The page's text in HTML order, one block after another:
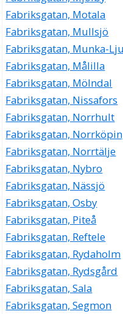
Fabriksgatan, Motala
Fabriksgatan, Mullsjö
Fabriksgatan, Munka-
Fabriksgatan, Målilla
Fabriksgatan, Mölndal
Fabriksgatan, Nissafors
Fabriksgatan, Norrhult
Fabriksgatan,
Fabriksgatan, Norrtälje
Fabriksgatan, Nybro
Fabriksgatan, Nässjö
Fabriksgatan, Osby
Fabriksgatan, Piteå
Fabriksgatan, Reftele
Fabriksgatan, Rydaholm
Fabriksgatan, Rydsgård
Fabriksgatan, Sala
Fabriksgatan, Segmon